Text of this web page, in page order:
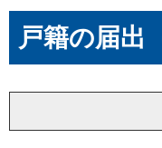
戸籍の届出